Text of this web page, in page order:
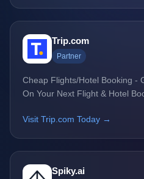
Trip.com
Partner
Cheap Flights/Hotel Booking -
On Your Next Flight & Hotel
Visit Trip.com Today →
Spiky.ai